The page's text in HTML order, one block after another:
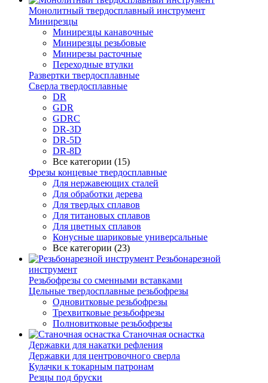
Монолитный твердосплавный инструмент
Минирезцы
Минирезцы канавочные
Минирезцы резьбовые
Минирезы расточные
Переходные втулки
Развертки твердосплавные
Сверла твердосплавные
DR
GDR
GDRC
DR-3D
DR-5D
DR-8D
Все категории (15)
Фрезы концевые твердосплавные
Для нержавеющих сталей
Для обработки дерева
Для твердых сплавов
Для титановых сплавов
Для цветных сплавов
Конусные шариковые универсальные
Все категории (23)
Резьбонарезной
инструмент
Резьбофрезы со сменными вставками
Цельные твердосплавные резьбофрезы
Одновитковые резьбофрезы
Трехвитковые резьбофрезы
Полновитковые резьбофрезы
Станочная оснастка
Державки для накатки рефления
Державки для центровочного сверла
Кулачки к токарным патронам
Резцы под бруски